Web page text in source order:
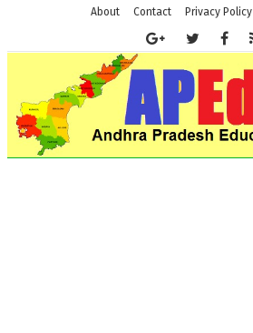
About Contact Privacy Policy